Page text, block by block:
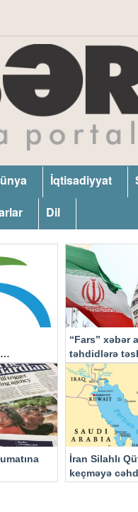
İqtisadiyyat
Dil
“Fars” xəbər
təhdidlərə
İran Silahlı
keçməyə